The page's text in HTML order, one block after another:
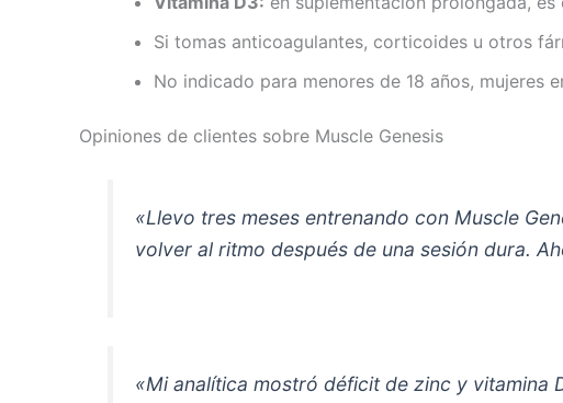
Si tomas anticoagulantes, corticoides u otros
No indicado para menores de 18 años, mujeres
Opiniones de clientes sobre Muscle Genesis
«Llevo tres meses entrenando con Muscle
volver al ritmo después de una sesión dura.
«Mi analítica mostró déficit de zinc y vitamina